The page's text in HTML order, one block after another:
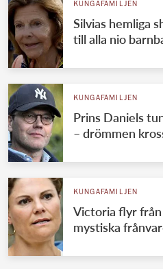
KUNGAFAMILJEN
Silvias hemliga
till alla nio
KUNGAFAMILJEN
Prins Daniels
– drömmen
KUNGAFAMILJEN
Victoria flyr från
mystiska